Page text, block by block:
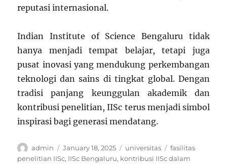
reputasi internasional.
Indian Institute of Science Bengaluru tidak
hanya menjadi tempat belajar, tetapi juga
pusat inovasi yang mendukung perkembangan
teknologi dan sains di tingkat global. Dengan
tradisi panjang keunggulan akademik dan
kontribusi penelitian, IISc terus menjadi simbol
inspirasi bagi generasi mendatang.
Author
admin
Posted
on
January 18, 2025 Categories
universitas Tags
fasilitas
penelitian IISc, IISc Bengaluru, kontribusi IISc dalam